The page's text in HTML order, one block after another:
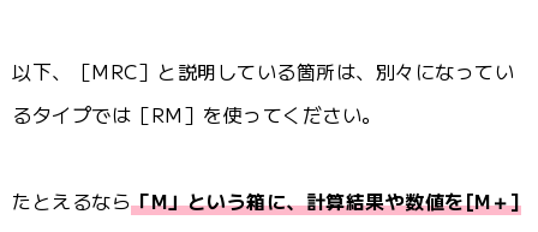
以下、［MRC］と説明している箇所は、別々になってい
るタイプでは［RM］を使ってください。
たとえるなら「M」という箱に、計算結果や数値を[M＋]